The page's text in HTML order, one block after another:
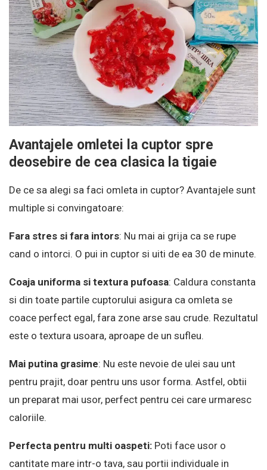
Avantajele omletei la cuptor spre
deosebire de cea clasica la tigaie
De ce sa alegi sa faci omleta in cuptor? Avantajele sunt
multiple si convingatoare:
Fara stres si fara intors: Nu mai ai grija ca se rupe
cand o intorci. O pui in cuptor si uiti de ea 30 de minute.
Coaja uniforma si textura pufoasa: Caldura constanta
si din toate partile cuptorului asigura ca omleta se
coace perfect egal, fara zone arse sau crude. Rezultatul
este o textura usoara, aproape de un sufleu.
Mai putina grasime: Nu este nevoie de ulei sau unt
pentru prajit, doar pentru uns usor forma. Astfel, obtii
un preparat mai usor, perfect pentru cei care urmaresc
caloriile.
Perfecta pentru multi oaspeti: Poti face usor o
cantitate mare intr-o tava, sau portii individuale in